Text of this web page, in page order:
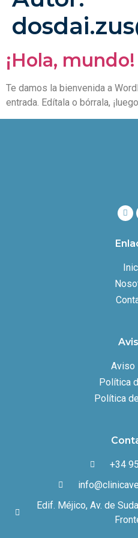
¡Hola, mundo!
Te damos la bienvenida a
entrada. Edítala o bórrala,
Aviso
Política
Política
+34
Edif. Méjico, Av. de